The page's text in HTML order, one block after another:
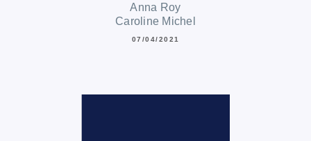
Anna Roy
Caroline Michel
07/04/2021